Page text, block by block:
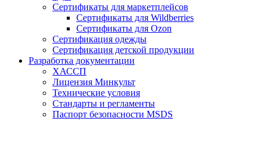
Сертификаты для маркетплейсов
Сертификаты для Wildberries
Сертификаты для Ozon
Сертификация одежды
Сертификация детской продукции
Разработка документации
ХАССП
Лицензия Минкульт
Технические условия
Стандарты и регламенты
Паспорт безопасности MSDS